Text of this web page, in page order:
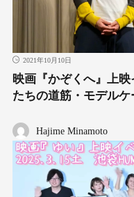
2021年10月10日
映画『かぞくへ』上
たちの道筋・モデル
Hajime Minamoto